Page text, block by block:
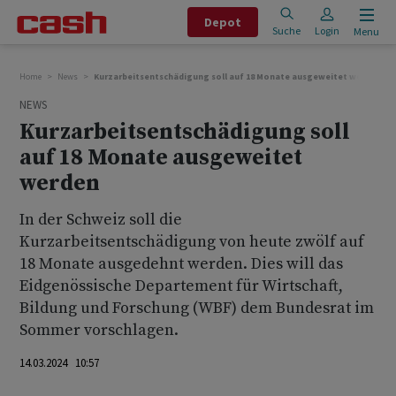
Depot
Suche Login Menu
Home News Kurzarbeitsentschädigung soll auf 18 Monate ausgeweitet werden
NEWS
Kurzarbeitsentschädigung soll
auf 18 Monate ausgeweitet
werden
In der Schweiz soll die
Kurzarbeitsentschädigung von heute zwölf auf
18 Monate ausgedehnt werden. Dies will das
Eidgenössische Departement für Wirtschaft,
Bildung und Forschung (WBF) dem Bundesrat im
Sommer vorschlagen.
14.03.2024 10:57